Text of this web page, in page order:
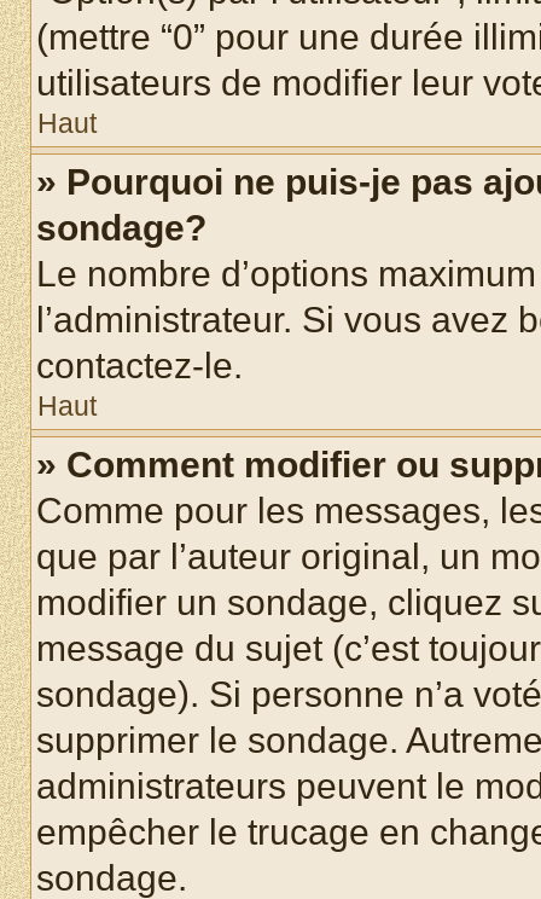
(mettre “0” pour une durée
utilisateurs de modifier leur
Haut
» Pourquoi ne puis-je pas
sondage?
Le nombre d’options
l’administrateur. Si vous avez
contactez-le.
Haut
» Comment modifier ou
Comme pour les messages,
que par l’auteur original, un
modifier un sondage, cliquez
message du sujet (c’est
sondage). Si personne n’a
supprimer le sondage.
administrateurs peuvent le
empêcher le trucage en
sondage.